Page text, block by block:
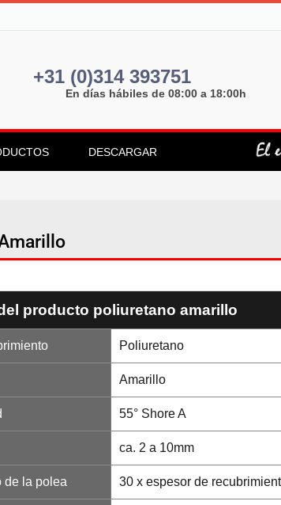
+31 (0)314 393751
En días hábiles de 08:00 a 18:00h
DESCARGAR
producto poliuretano amarillo
Poliuretano
Amarillo
55° Shore A
ca. 2 a 10mm
de la polea 30 x espesor de